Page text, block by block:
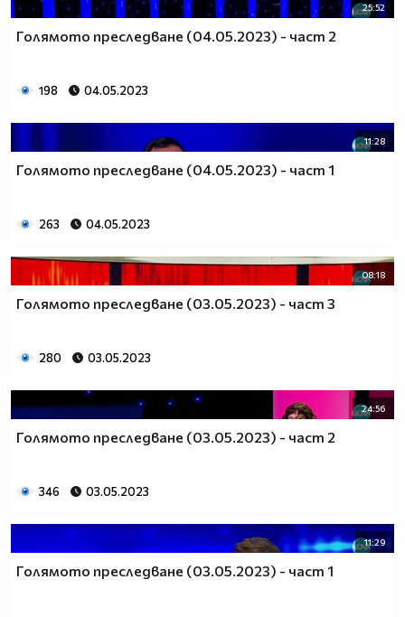
25:52
Голямото преследване (04.05.2023) - част 2
198 04.05.2023
11:28
Голямото преследване (04.05.2023) - част 1
263 04.05.2023
08:18
Голямото преследване (03.05.2023) - част 3
280 03.05.2023
24:56
Голямото преследване (03.05.2023) - част 2
346 03.05.2023
11:29
Голямото преследване (03.05.2023) - част 1